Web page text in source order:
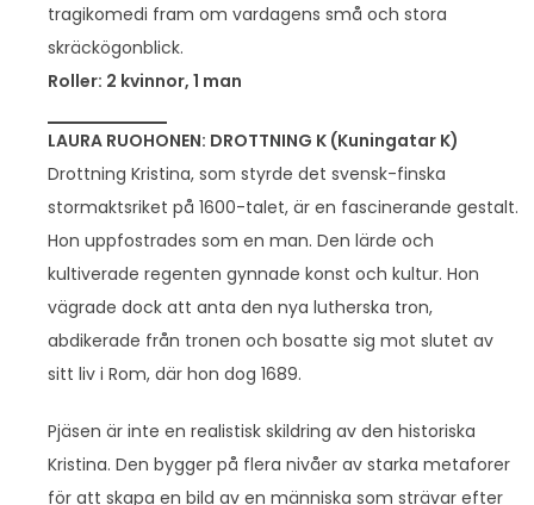
tragikomedi fram om vardagens små och stora
skräckögonblick.
Roller: 2 kvinnor, 1 man
LAURA RUOHONEN: DROTTNING K (Kuningatar K)
Drottning Kristina, som styrde det svensk-finska
stormaktsriket på 1600-talet, är en fascinerande gestalt.
Hon uppfostrades som en man. Den lärde och
kultiverade regenten gynnade konst och kultur. Hon
vägrade dock att anta den nya lutherska tron,
abdikerade från tronen och bosatte sig mot slutet av
sitt liv i Rom, där hon dog 1689.
Pjäsen är inte en realistisk skildring av den historiska
Kristina. Den bygger på flera nivåer av starka metaforer
för att skapa en bild av en människa som strävar efter